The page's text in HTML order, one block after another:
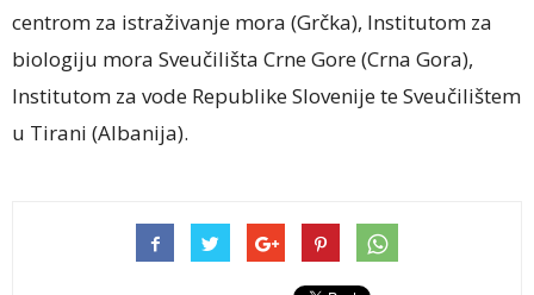
centrom za istraživanje mora (Grčka), Institutom za
biologiju mora Sveučilišta Crne Gore (Crna Gora),
Institutom za vode Republike Slovenije te Sveučilištem
u Tirani (Albanija).